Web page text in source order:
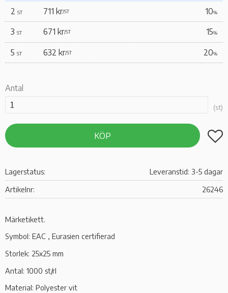
2 ST 711 kr/ST 10%
3 ST 671 kr/ST 15%
5 ST 632 kr/ST 20%
Antal
st
KÖP Lägg
Lagerstatus
Leveranstid: 3-5 dagar
Artikelnr
26246
Märketikett.
Symbol: EAC , Eurasien certifierad
Storlek: 25x25 mm
Antal: 1000 st/rl
Material: Polyester vit